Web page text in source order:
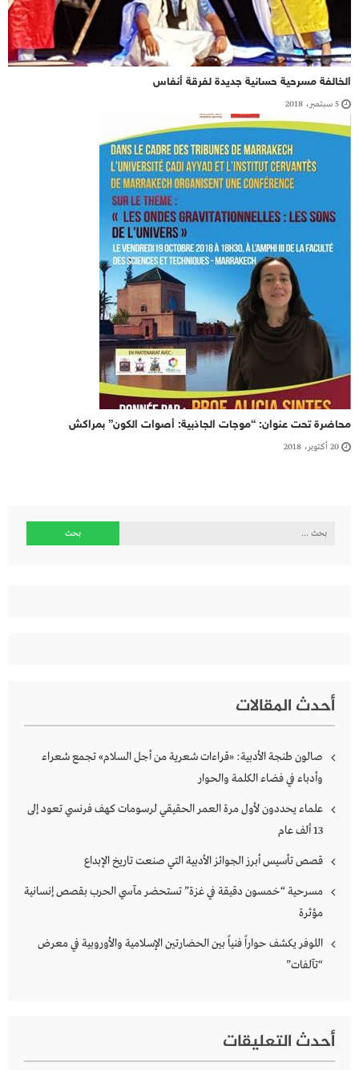
الخالفة مسرحية حسانية جديدة لفرقة أنفاس
5 سبتمبر، 2018
محاضرة تحت عنوان: “موجات الجاذبية: أصوات الكون” بمراكش
20 أكتوبر، 2018
البحث
أحدث المقالات
صالون طنجة الأدبية: «قراءات شعرية من أجل السلام» تجمع شعراء
وأدباء في فضاء الكلمة والحوار
علماء يحددون لأول مرة العمر الحقيقي لرسومات كهف فرنسي تعود إلى
13 ألف عام
قصص تأسيس أبرز الجوائز الأدبية التي صنعت تاريخ الإبداع
مسرحية “خمسون دقيقة في غزة” تستحضر مآسي الحرب بقصص إنسانية
مؤثرة
اللوفر يكشف حواراً فنياً بين الحضارتين الإسلامية والأوروبية في معرض
“تآلفات”
أحدث التعليقات